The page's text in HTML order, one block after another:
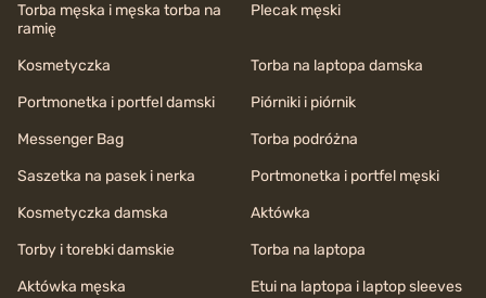
Torba męska i męska torba na
ramię
Plecak męski
Kosmetyczka
Torba na laptopa damska
Portmonetka i portfel damski
Piórniki i piórnik
Messenger Bag
Torba podróżna
Saszetka na pasek i nerka
Portmonetka i portfel męski
Kosmetyczka damska
Aktówka
Torby i torebki damskie
Torba na laptopa
Aktówka męska
Etui na laptopa i laptop sleeves